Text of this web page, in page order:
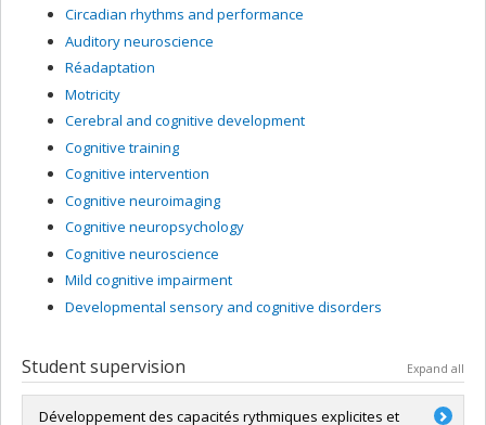
Circadian rhythms and performance
Auditory neuroscience
Réadaptation
Motricity
Cerebral and cognitive development
Cognitive training
Cognitive intervention
Cognitive neuroimaging
Cognitive neuropsychology
Cognitive neuroscience
Mild cognitive impairment
Developmental sensory and cognitive disorders
Student supervision Expand all
Développement des capacités rythmiques explicites et